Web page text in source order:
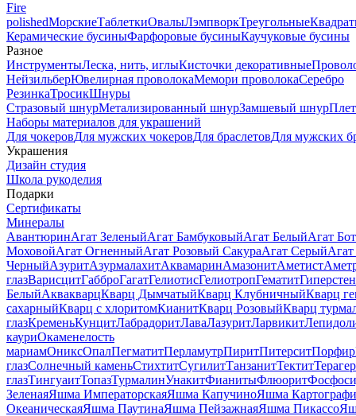
Fire
polishedМорскиеТаблеткиОвалыЛэмпворкТреугольные
Керамические бусиныФарфоровые бусиныКаучуковые бусины
Разное
ИнструментыЛеска, нить, иглыКисточки декоративные
НейзильберЮвелирная проволокаМемори проволокаСеребро
РезинкаТросикШнуры
Стразовый шнурМетализированный шнурЗамшевый шнур
Наборы материалов для украшений
Для чокеровДля мужских чокеровДля браслетовДля мужских
Украшения
Дизайн студия
Школа рукоделия
Подарки
Сертификаты
Минералы
АвантюринАгат ЗеленыйАгат БамбуковыйАгат БелыйАгат
МоховойАгат ОгненныйАгат Розовый СакураАгат Серый
ЧерныйАзуритАзурмалахитАквамаринАмазонитАметист
глазВарисцитГабброГагатГелиотисГелиотропГематитГиперстен
БелыйАквакварцКварц ДымчатыйКварц КлубничныйКварц
сахарныйКварц с хлоритомКианитКварц РозовыйКварц
глазКременьКунцитЛабрадоритЛаваЛазуритЛарвикит
кауриОкаменелость
мариамОниксОпалПегматитПерламутрПиритПитерситПорфир
глазСолнечный каменьСтихтитСугилитТанзанитТектит
глазТингуаитТопазТурмалинУнакитФианитыФлюорит
ЗеленаяЯшма ИмператорскаяЯшма КапучиноЯшма
ОкеаническаяЯшма ПаутинаЯшма ПейзажнаяЯшма Пикассо